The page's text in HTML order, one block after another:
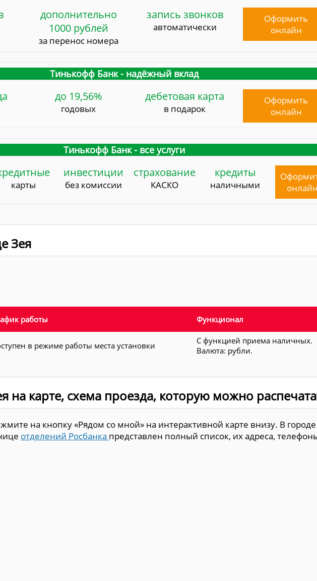
дополнительно
1000 рублей
за перенос номера
запись звонков
автоматически
Оформить
онлайн
Тинькофф Банк - надёжный вклад
до 19,56%
годовых
дебетовая карта
в подарок
Оформить
онлайн
Тинькофф Банк - все услуги
карты
инвестиции
без комиссии
страхование
КАСКО
кредиты
наличными
онлайн
Зея
работы Функционал
в режиме работы места установки
С функцией приема наличных.
Валюта: рубли.
на карте, схема проезда, которую можно
на кнопку «Рядом со мной» на интерактивной карте внизу. В
отделений Росбанка представлен полный список, их адреса,